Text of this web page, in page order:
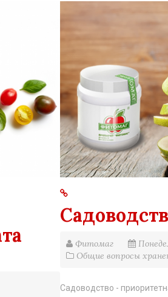
Фитомаг
Общие вопросы
Садоводство -